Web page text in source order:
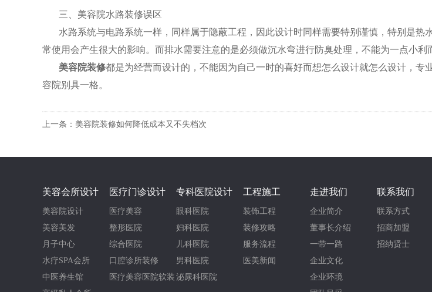
三、美容院水路装修误区
水路系统与电路系统一样，同样属于隐蔽工程，因此设计时同样需要特别谨慎，特别是
常使用会产生很大的影响。而排水需要注意的是必须做沉水弯进行防臭处理，不能为一点小利
美容院装修都是为经营而设计的，不能因为自己一时的喜好而想怎么设计就怎么设计，
容院别具一格。
上一条：美容院装修如何降低成本又不失档次
美容会所设计
美容院设计
美容美发
月子中心
水疗SPA会所
中医养生馆
医疗门诊设计
医疗美容
整形医院
综合医院
口腔诊所装修
医疗美容医院软装
专科医院设计
眼科医院
妇科医院
儿科医院
男科医院
泌尿科医院
工程施工
装饰工程
装修攻略
服务流程
医美新闻
走进我们
企业简介
董事长介绍
一带一路
企业文化
企业环境
联系我们
联系方式
招商加盟
招纳贤士